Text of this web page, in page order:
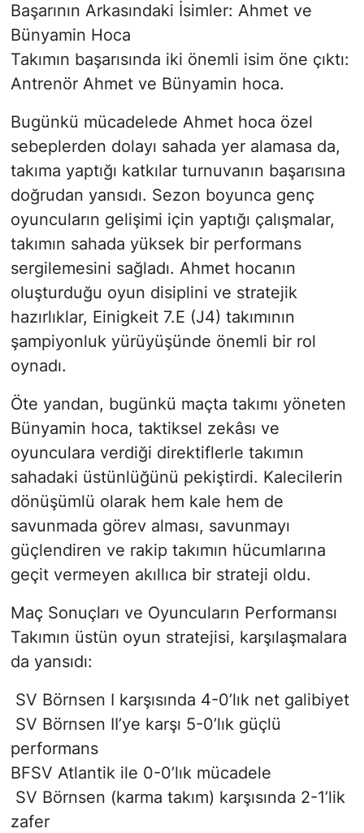
Başarının Arkasındaki İsimler: Ahmet ve
Bünyamin Hoca
Takımın başarısında iki önemli isim öne çıktı:
Antrenör Ahmet ve Bünyamin hoca.
Bugünkü mücadelede Ahmet hoca özel
sebeplerden dolayı sahada yer alamasa da,
takıma yaptığı katkılar turnuvanın başarısına
doğrudan yansıdı. Sezon boyunca genç
oyuncuların gelişimi için yaptığı çalışmalar,
takımın sahada yüksek bir performans
sergilemesini sağladı. Ahmet hocanın
oluşturduğu oyun disiplini ve stratejik
hazırlıklar, Einigkeit 7.E (J4) takımının
şampiyonluk yürüyüşünde önemli bir rol
oynadı.
Öte yandan, bugünkü maçta takımı yöneten
Bünyamin hoca, taktiksel zekâsı ve
oyunculara verdiği direktiflerle takımın
sahadaki üstünlüğünü pekiştirdi. Kalecilerin
dönüşümlü olarak hem kale hem de
savunmada görev alması, savunmayı
güçlendiren ve rakip takımın hücumlarına
geçit vermeyen akıllıca bir strateji oldu.
Maç Sonuçları ve Oyuncuların Performansı
Takımın üstün oyun stratejisi, karşılaşmalara
da yansıdı:
SV Börnsen I karşısında 4-0’lık net galibiyet
SV Börnsen II’ye karşı 5-0’lık güçlü
performans
BFSV Atlantik ile 0-0’lık mücadele
SV Börnsen (karma takım) karşısında 2-1’lik
zafer